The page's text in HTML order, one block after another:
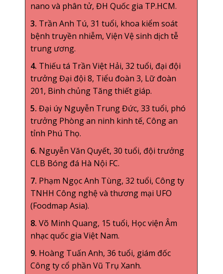
nano và phân tử, ĐH Quốc gia TP.HCM.
3. Trần Anh Tú, 31 tuổi, khoa kiểm soát
bệnh truyền nhiễm, Viện Vệ sinh dịch tễ
trung ương.
4. Thiếu tá Trần Việt Hải, 32 tuổi, đại đội
trưởng Đại đội 8, Tiểu đoàn 3, Lữ đoàn
201, Binh chủng Tăng thiết giáp.
5. Đại úy Nguyễn Trung Đức, 33 tuổi, phó
trưởng Phòng an ninh kinh tế, Công an
tỉnh Phú Thọ.
6. Nguyễn Văn Quyết, 30 tuổi, đội trưởng
CLB Bóng đá Hà Nội FC.
7. Phạm Ngọc Anh Tùng, 32 tuổi, Công ty
TNHH Công nghệ và thương mại UFO
(Foodmap Asia).
8. Võ Minh Quang, 15 tuổi, Học viện Âm
nhạc quốc gia Việt Nam.
9. Hoàng Tuấn Anh, 36 tuổi, giám đốc
Công ty cổ phần Vũ Trụ Xanh.